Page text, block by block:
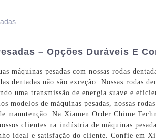
– Opções Duráveis ​​e
máquinas pesadas com nossas rodas
dentadas não são exceção. Nossas rodas
uma transmissão de energia suave e
modelos de máquinas pesadas, nossas
manutenção. Na Xiamen Order Chime
clientes na indústria de máquinas
ideal e satisfação do cliente. Confie em